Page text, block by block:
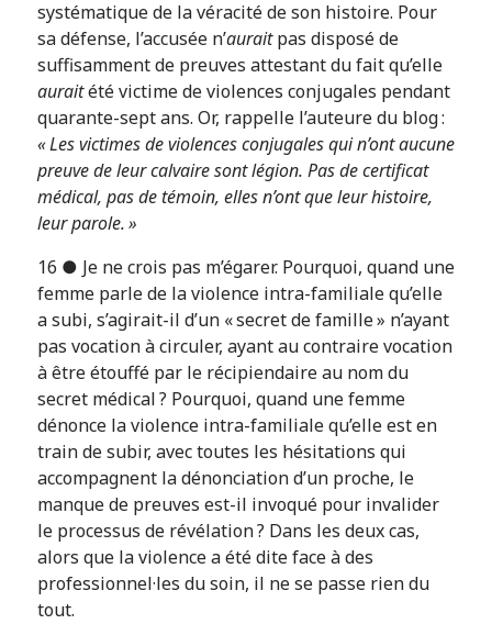
systématique de la véracité de son histoire. Pour
sa défense, l’accusée n’auraitpas disposé de
suffisamment de preuves attestant du fait qu’elle
auraitété victime de violences conjugales pendant
quarante-sept ans. Or, rappelle l’auteure du blog :
« Les victimes de violences conjugales qui n’ont aucune
preuve de leur calvaire sont légion. Pas de certificat
médical, pas de témoin, elles n’ont que leur histoire,
leur parole. »
16 ● Je ne crois pas m’égarer. Pourquoi, quand une
femme parle de la violence intra-familiale qu’elle
a subi, s’agirait-il d’un « secret de famille » n’ayant
pas vocation à circuler, ayant au contraire vocation
à être étouffé par le récipiendaire au nom du
secret médical ? Pourquoi, quand une femme
dénonce la violence intra-familiale qu’elle est en
train de subir, avec toutes les hésitations qui
accompagnent la dénonciation d’un proche, le
manque de preuves est-il invoqué pour invalider
le processus de révélation ? Dans les deux cas,
alors que la violence a été dite face à des
professionnel·les du soin, il ne se passe rien du
tout.